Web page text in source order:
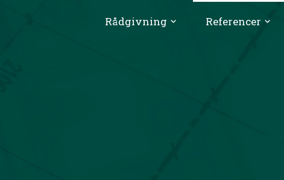
Rådgivning keyboard_arrow_down Referencer keyboard_arrow_down